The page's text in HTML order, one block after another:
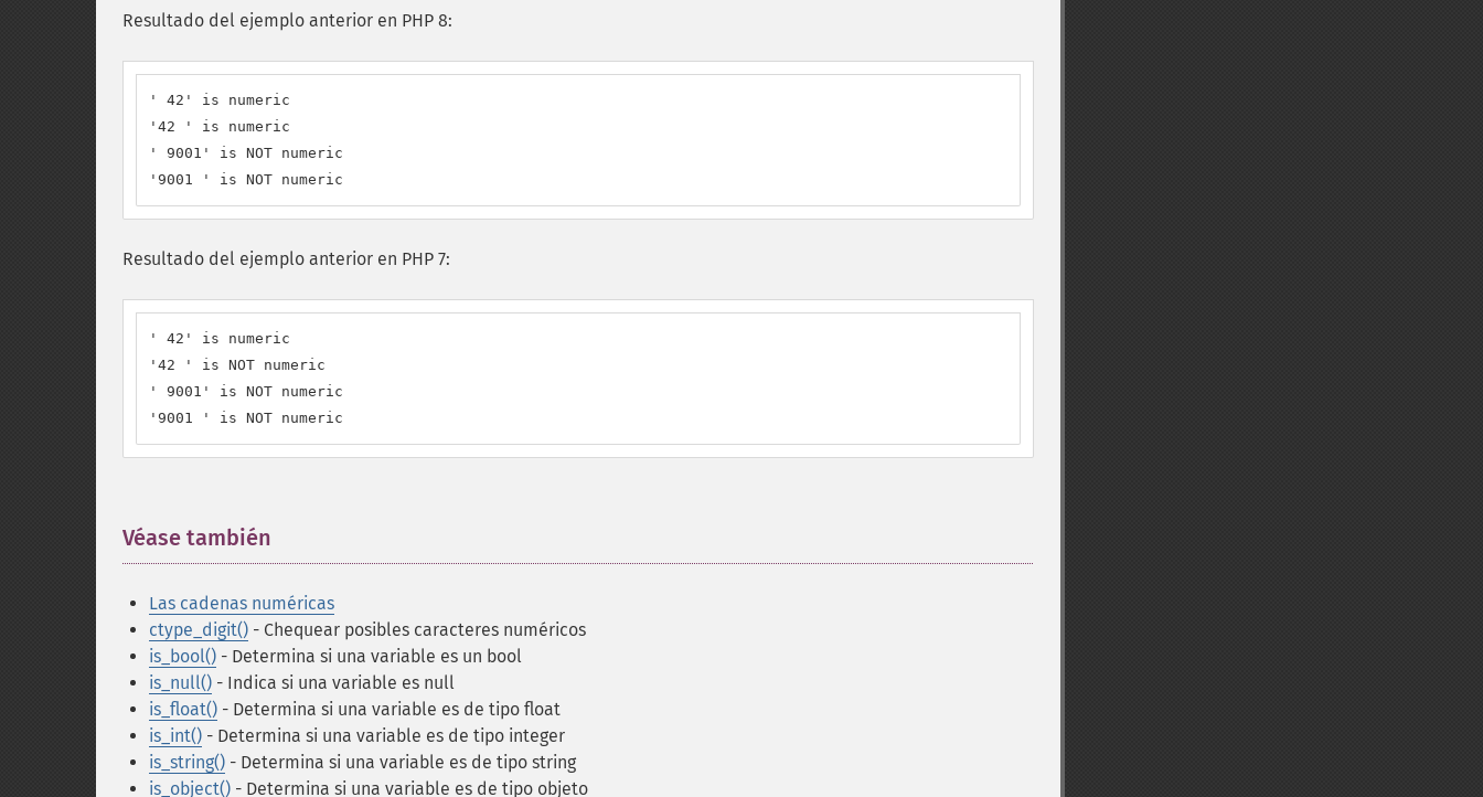
Resultado del ejemplo anterior en PHP 8:
' 42' is numeric
'42 ' is numeric
' 9001' is NOT numeric
'9001 ' is NOT numeric
Resultado del ejemplo anterior en PHP 7:
' 42' is numeric
'42 ' is NOT numeric
' 9001' is NOT numeric
'9001 ' is NOT numeric
Véase también
Las cadenas numéricas
ctype_digit() - Chequear posibles caracteres numéricos
is_bool() - Determina si una variable es un bool
is_null() - Indica si una variable es null
is_float() - Determina si una variable es de tipo float
is_int() - Determina si una variable es de tipo integer
is_string() - Determina si una variable es de tipo string
is_object() - Determina si una variable es de tipo objeto